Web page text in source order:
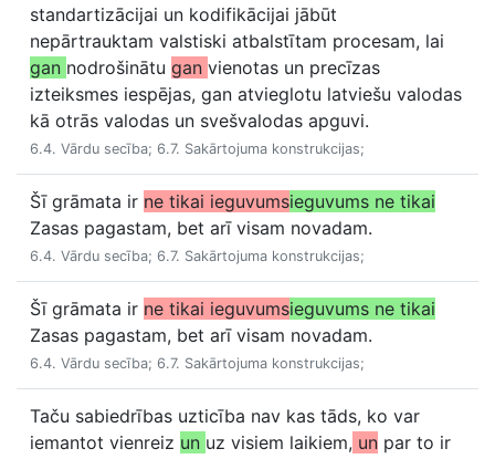
standartizācijai un kodifikācijai jābūt
nepārtrauktam valstiski atbalstītam procesam, lai
gan nodrošinātu gan vienotas un precīzas
izteiksmes iespējas, gan atvieglotu latviešu valodas
kā otrās valodas un svešvalodas apguvi.
6.4. Vārdu secība; 6.7. Sakārtojuma konstrukcijas;
Šī grāmata ir ne tikai ieguvumsieguvums ne tikai
Zasas pagastam, bet arī visam novadam.
6.4. Vārdu secība; 6.7. Sakārtojuma konstrukcijas;
Šī grāmata ir ne tikai ieguvumsieguvums ne tikai
Zasas pagastam, bet arī visam novadam.
6.4. Vārdu secība; 6.7. Sakārtojuma konstrukcijas;
Taču sabiedrības uzticība nav kas tāds, ko var
iemantot vienreiz un uz visiem laikiem, un par to ir